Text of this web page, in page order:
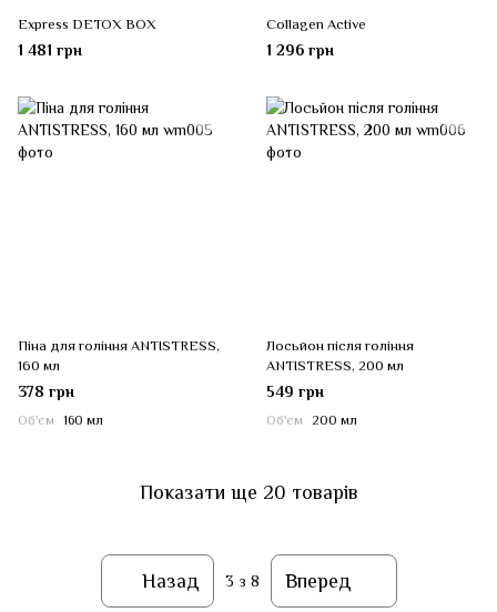
Express DETOX BOX
1 481 грн
Collagen Active
1 296 грн
Піна для гоління ANTISTRESS,
160 мл
378 грн
Об'єм 160 мл
Лосьйон після гоління
ANTISTRESS, 200 мл
549 грн
Об'єм 200 мл
Показати ще 20 товарів
Назад 3 з 8 Вперед